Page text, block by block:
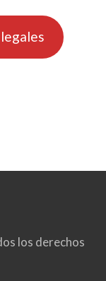
los derechos